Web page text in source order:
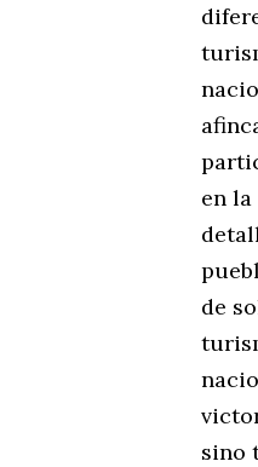
en
de
sino